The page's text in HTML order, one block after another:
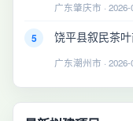
广东肇庆市 · 2026-
5 饶平县叙民茶
广东潮州市 · 2026-